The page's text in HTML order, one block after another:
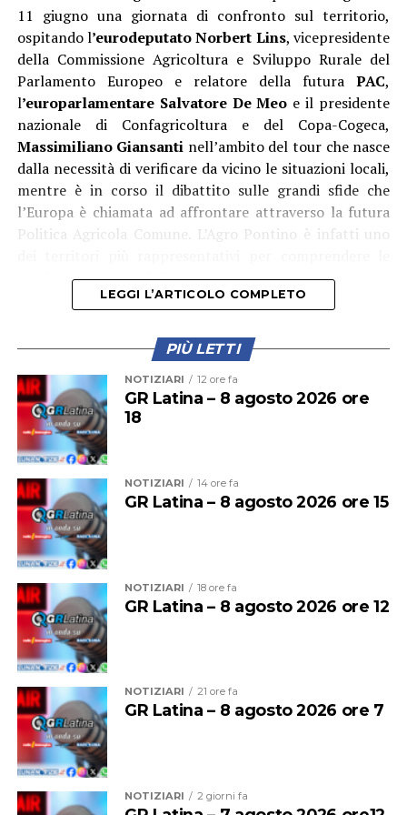
rispetto agli eventi meteomarini e garantire condizioni
più favorevoli per residenti, operatori economici e
diportisti. L’obiettivo – ha proseguito Ambrosino – è
quello di costruire una Ponza sempre più moderna,
sostenibile e attrattiva, capace di coniugare tutela
ambientale, innovazione tecnologica e crescita
economica. Il porto è il cuore pulsante dell’isola e
investire sulla sua sicurezza significa investire sul futuro
della nostra comunità».
11 giugno una giornata di confronto sul territorio,
ospitando l’eurodeputato Norbert Lins, vicepresidente
della Commissione Agricoltura e Sviluppo Rurale del
Parlamento Europeo e relatore della futuraPAC,
l’europarlamentare Salvatore De Meo e il presidente
nazionale di Confagricoltura e del Copa-Cogeca,
Massimiliano Giansanti nell’ambito del tour che nasce
dalla necessità di verificare da vicino le situazioni locali,
mentre è in corso il dibattito sulle grandi sfide che
l’Europa è chiamata ad affrontare attraverso la futura
Politica Agricola Comune. L’Agro Pontino è infatti uno
ricadute concrete delle scelte che saranno assunte nei
prossimi anni.
Ad accompagnare la delegazione sono stati
presidente di Confagricoltura Latina Luigi Niccolini,
il direttore Mauro D’Arcangeli e la vicedirettrice
Daniela Salvador
LEGGI L’ARTICOLO COMPLETO
PIÙ LETTI
NOTIZIARI 12 ore fa
GR Latina – 8 agosto 2026 ore
18
NOTIZIARI 14 ore fa
GR Latina – 8 agosto 2026 ore 15
NOTIZIARI 18 ore fa
GR Latina – 8 agosto 2026 ore 12
NOTIZIARI 21 ore fa
GR Latina – 8 agosto 2026 ore 7
NOTIZIARI 2 giorni fa